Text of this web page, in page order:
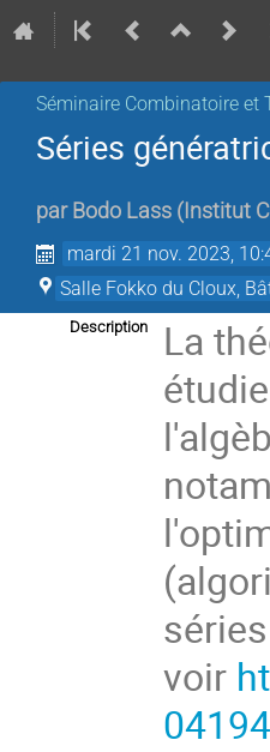
Séminaire Combinatoire et
Séries
par Bodo Lass ( Institut
mardi 21 nov. 2023,
Salle Fokko du Cloux,
Description
La
voir